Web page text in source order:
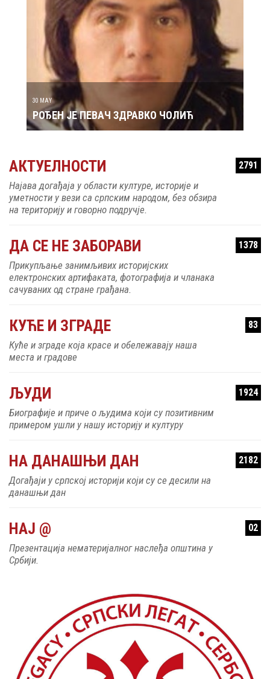
30 MAY
РОЂЕН ЈЕ ПЕВАЧ ЗДРАВКО ЧОЛИЋ
АКТУЕЛНОСТИ 2791
Најава догађаја у области културе, историје и
уметности у вези са српским народом, без обзира
на територију и говорно подручје.
ДА СЕ НЕ ЗАБОРАВИ 1378
Прикупљање занимљивих историјских
електронских артифаката, фотографија и чланака
сачуваних од стране грађана.
КУЋЕ И ЗГРАДЕ 83
Куће и зграде која красе и обележавају наша
места и градове
ЉУДИ 1924
Биографије и приче о људима који су позитивним
примером ушли у нашу историју и културу
НА ДАНАШЊИ ДАН 2182
Догађаји у српској историји који су се десили на
данашњи дан
НАЈ @ 02
Презентација нематеријалног наслеђа општина у
Србији.